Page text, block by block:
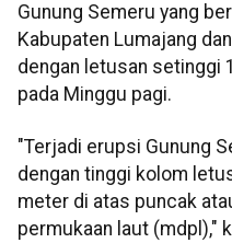
Gunung Semeru yang
Kabupaten Lumajang
dengan letusan setinggi
pada Minggu pagi.
"Terjadi erupsi Gunung
dengan tinggi kolom
meter di atas puncak
permukaan laut (mdpl),"